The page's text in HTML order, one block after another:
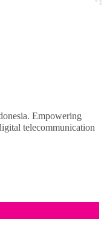
Empowering
telecommunication